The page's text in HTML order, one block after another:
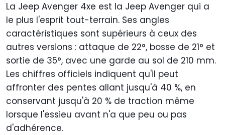
La Jeep Avenger 4xe est la Jeep Avenger qui a
le plus l'esprit tout-terrain. Ses angles
caractéristiques sont supérieurs à ceux des
autres versions : attaque de 22°, bosse de 21° et
sortie de 35°, avec une garde au sol de 210 mm.
Les chiffres officiels indiquent qu'il peut
affronter des pentes allant jusqu'à 40 %, en
conservant jusqu'à 20 % de traction même
lorsque l'essieu avant n'a que peu ou pas
d'adhérence.